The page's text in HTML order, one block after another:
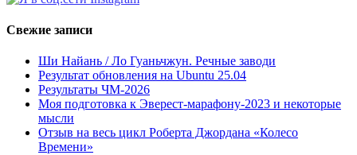
Свежие записи
Ши Найань / Ло Гуаньчжун. Речные заводи
Результат обновления на Ubuntu 25.04
Результаты ЧМ-2026
Моя подготовка к Эверест-марафону-2023 и некоторые
мысли
Отзыв на весь цикл Роберта Джордана «Колесо
Времени»